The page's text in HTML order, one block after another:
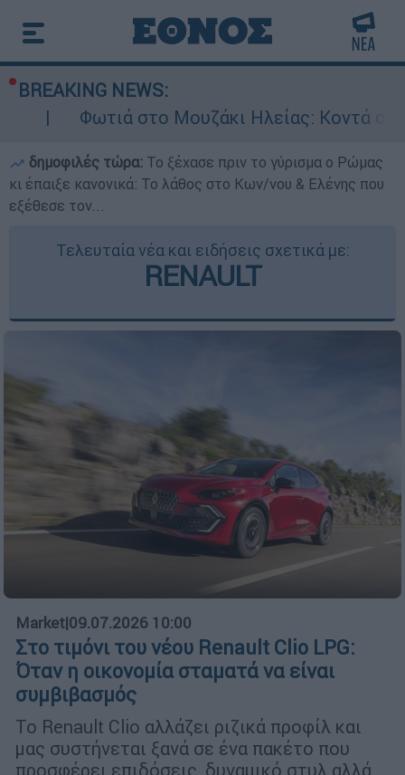
BREAKING NEWS:
στο Μουζάκι Ηλείας: Κοντά στην είσοδο
δημοφιλές τώρα: Το ξέχασε πριν το γύρισμα ο Ρώμας
κι έπαιξε κανονικά: Το λάθος στο Κων/νου & Ελένης που
εξέθεσε τον...
Τελευταία νέα και ειδήσεις σχετικά με:
RENAULT
Market|09.07.2026 10:00
Στο τιμόνι του νέου Renault Clio LPG:
Όταν η οικονομία σταματά να είναι
συμβιβασμός
Το Renault Clio αλλάζει ριζικά προφίλ και
μας συστήνεται ξανά σε ένα πακέτο που
προσφέρει επιδόσεις, δυναμικό στυλ αλλά